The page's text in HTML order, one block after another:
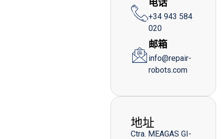
+34 943 584
020
邮箱
info@repair-
robots.com
地址
Ctra. MEAGAS GI-